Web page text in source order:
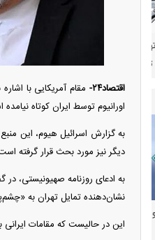
اقتصاد۲۴-
مقام آمریکایی با
اورانیوم توسط ایران کوتاه
به گزارش اسرائیل هیوم، این
دیگر نیز مورد بحث قرار گرفته
به ادعای روزنامه صهیونیستی،
نشان‌دهنده تمایل تهران به
این در حالیست که مقامات ایرانی
قیمت خودرو وارد فاز جدید شد/ اولین
واکنش بازار به تحولات سیاسی +
کدامیک بیشتر است؟